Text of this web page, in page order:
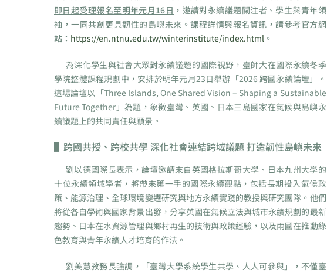
即日起受理報名至明年元月16日 ，邀請對永續議題關注者、學生與青年領
袖，一同共創更具韌性的島嶼未來。課程詳情與報名資訊，請參考官方網
站： https://en.ntnu.edu.tw/winterinstitute/index.html 。
為深化學生與社會大眾對永續議題的國際視野，臺師大在國際永續冬季
學院整體課程規劃中，安排於明年元月23日舉辦「2026 跨國永續論壇」。
這場論壇以「Three Islands, One Shared Vision – Shaping a Sustainable
Future Together」為題，象徵臺灣、英國、日本三島國家在氣候與島嶼永
續議題上的共同責任與願景。
▌ 跨國共授、跨校共學 深化社會連結跨域議題 打造韌性島嶼未來
劉以德國際長表示，論壇邀請來自英國格拉斯哥大學、日本九州大學的
十位永續領域學者，將帶來第一手的國際永續觀點，包括長期投入氣候政
策、能源治理、全球環境變遷研究與地方永續實踐的教授與研究團隊。他們
將從各自學術與國家背景出發，分享英國在氣候立法與城市永續規劃的最新
趨勢、日本在水資源管理與鄉村再生的技術與政策經驗，以及兩國在推動綠
色教育與青年永續人才培育的作法。
劉美慧教務長強調，「臺灣大學系統學生共學、人人可參與」，不僅臺